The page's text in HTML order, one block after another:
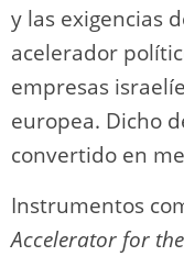
y las exigencias
acelerador
empresas
europea. Dicho
convertido en
Instrumentos
Accelerator for